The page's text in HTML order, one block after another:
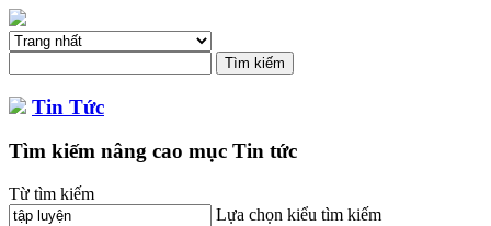
Tin Tức
Tìm kiếm nâng cao mục Tin tức
Từ tìm kiếm
Lựa chọn kiểu tìm kiếm